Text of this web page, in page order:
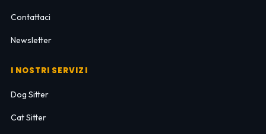
Contattaci
Newsletter
I NOSTRI SERVIZI
Dog Sitter
Cat Sitter